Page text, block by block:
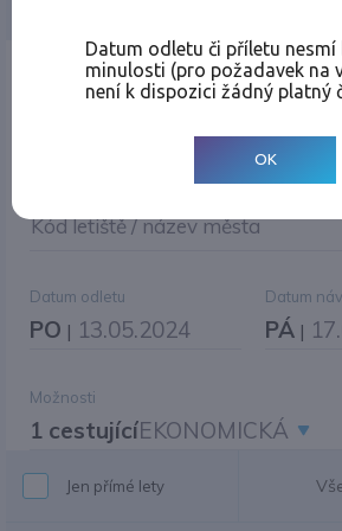
Místo odletu
Kód letiště / název města
Datum odletu
PO | 13.05.2024
Datum
PÁ |
Možnosti
1 cestujícíEKONOMICKÁ
Jen přímé lety
Datum odletu či příletu nesmí
minulosti (pro požadavek na
není k dispozici žádný platný
OK